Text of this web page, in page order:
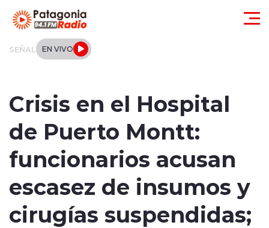
SEÑAL EN VIVO
Local
Internacional
Crisis en el Hospital
de Puerto Montt:
funcionarios acusan
escasez de insumos y
cirugías suspendidas;